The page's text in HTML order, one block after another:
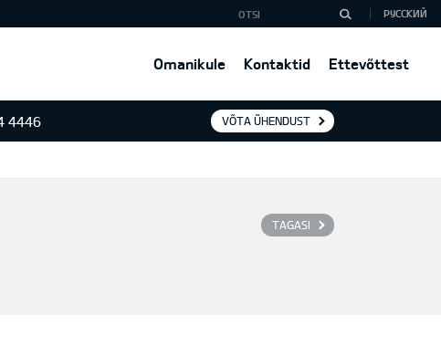
Omanikule Kontaktid Ettevõttest
РУССКИЙ
4446 VÕTA ÜHENDUST
TAGASI